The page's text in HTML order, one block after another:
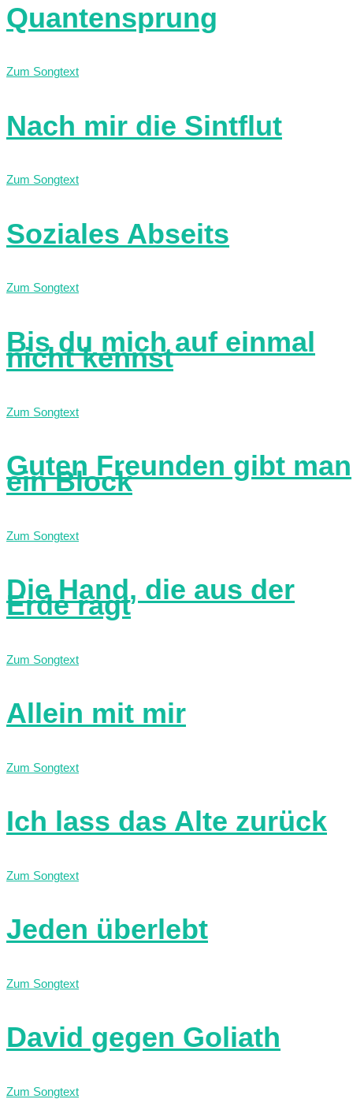
Quantensprung
Zum Songtext
Nach mir die Sintflut
Zum Songtext
Soziales Abseits
Zum Songtext
Bis du mich auf einmal
nicht kennst
Zum Songtext
Guten Freunden gibt man
ein Block
Zum Songtext
Die Hand, die aus der
Erde ragt
Zum Songtext
Allein mit mir
Zum Songtext
Ich lass das Alte zurück
Zum Songtext
Jeden überlebt
Zum Songtext
David gegen Goliath
Zum Songtext